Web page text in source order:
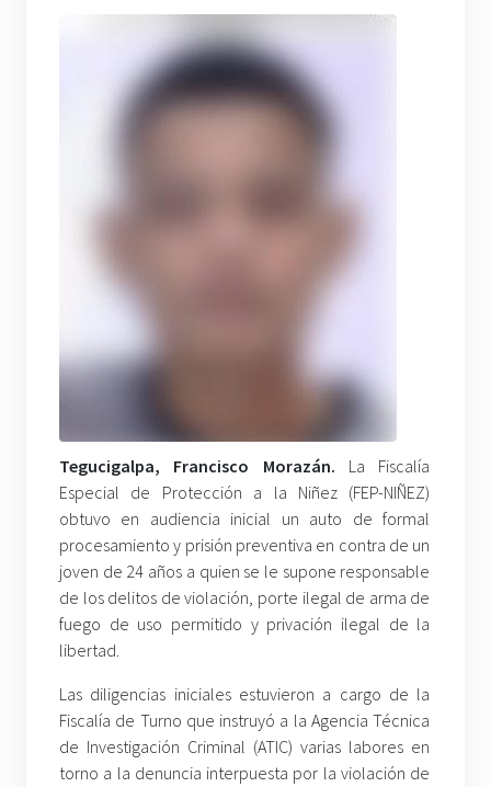
Tegucigalpa, Francisco Morazán. La Fiscalía
Especial de Protección a la Niñez (FEP-NIÑEZ)
obtuvo en audiencia inicial un auto de formal
procesamiento y prisión preventiva en contra de un
joven de 24 años a quien se le supone responsable
de los delitos de violación, porte ilegal de arma de
fuego de uso permitido y privación ilegal de la
libertad.
Las diligencias iniciales estuvieron a cargo de la
Fiscalía de Turno que instruyó a la Agencia Técnica
de Investigación Criminal (ATIC) varias labores en
torno a la denuncia interpuesta por la violación de